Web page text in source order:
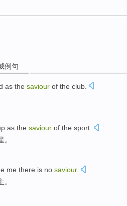
例句
as the saviour of the club
as the saviour of the sport.
。
me there is no saviour.
。